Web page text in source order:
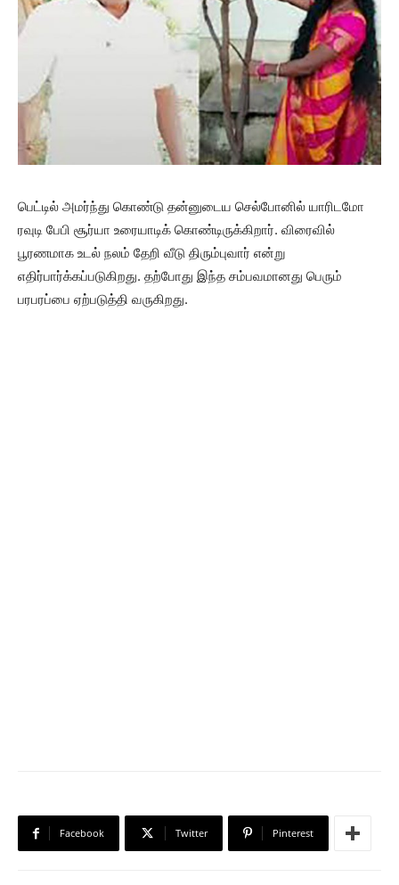
பெட்டில் அமர்ந்து கொண்டு தன்னுடைய செல்போனில் யாரிடமோ
ரவுடி பேபி சூர்யா உரையாடிக் கொண்டிருக்கிறார். விரைவில்
பூரணமாக உடல் நலம் தேறி வீடு திரும்புவார் என்று
எதிர்பார்க்கப்படுகிறது. தற்போது இந்த சம்பவமானது பெரும்
பரபரப்பை ஏற்படுத்தி வருகிறது.
Facebook Twitter Pinterest